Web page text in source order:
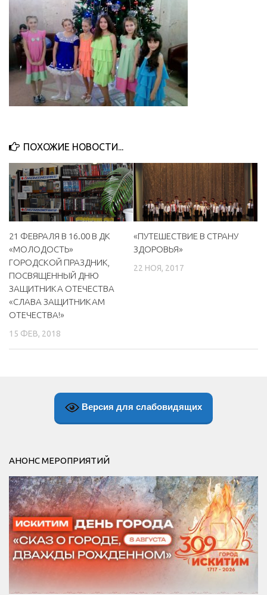
ПОХОЖИЕ НОВОСТИ...
21 ФЕВРАЛЯ В 16.00 В ДК
«МОЛОДОСТЬ»
ГОРОДСКОЙ ПРАЗДНИК,
ПОСВЯЩЕННЫЙ ДНЮ
ЗАЩИТНИКА ОТЕЧЕСТВА
«СЛАВА ЗАЩИТНИКАМ
ОТЕЧЕСТВА!»
15 ФЕВ, 2018
«ПУТЕШЕСТВИЕ В СТРАНУ
ЗДОРОВЬЯ»
22 НОЯ, 2017
Версия для слабовидящих
АНОНС МЕРОПРИЯТИЙ